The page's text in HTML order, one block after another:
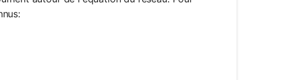
= \frac{d \sin \theta}{m}